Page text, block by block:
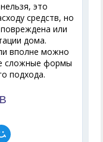
это
средств, но
или
дома.
вполне можно
сложные формы
подхода.